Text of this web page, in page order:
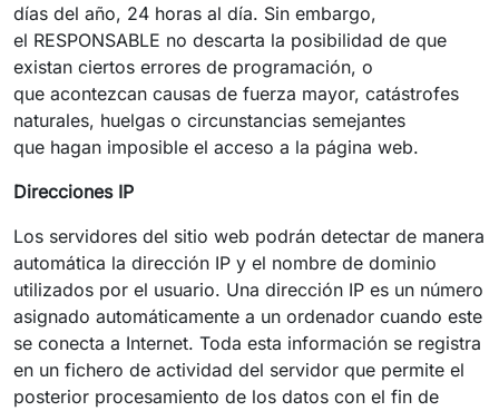
días del año, 24 horas al día. Sin embargo,
el RESPONSABLE no descarta la posibilidad de que
existan ciertos errores de programación, o
que acontezcan causas de fuerza mayor, catástrofes
naturales, huelgas o circunstancias semejantes
que hagan imposible el acceso a la página web.
Direcciones IP
Los servidores del sitio web podrán detectar de manera
automática la dirección IP y el nombre de dominio
utilizados por el usuario. Una dirección IP es un número
asignado automáticamente a un ordenador cuando este
se conecta a Internet. Toda esta información se registra
en un fichero de actividad del servidor que permite el
posterior procesamiento de los datos con el fin de